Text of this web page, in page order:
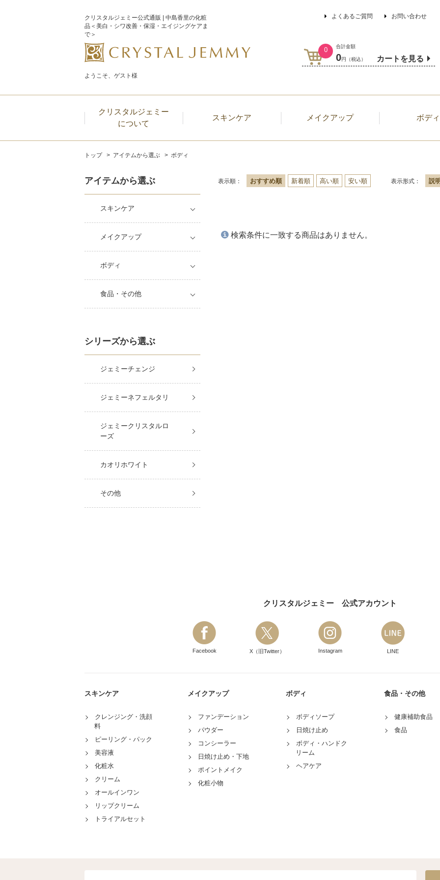
クリスタルジェミー公式通販 | 中島香里の化粧
品＜美白・シワ改善・保湿・エイジングケアま
で＞
ようこそ、ゲスト様
よくあるご質問 お問い合わせ
0 合計金額
0円（税込） カートを見る
クリスタルジェミー
について
スキンケア メイクアップ ボディ
トップ アイテムから選ぶ ボディ
表示順： おすすめ順 新着順 高い順 安い順 表示形式： 説
検索条件に一致する商品はありません。
アイテムから選ぶ
スキンケア
メイクアップ
ボディ
食品・その他
シリーズから選ぶ
ジェミーチェンジ
ジェミーネフェルタリ
ジェミークリスタルロ
ーズ
カオリホワイト
その他
クリスタルジェミー 公式アカウント
Facebook X（旧Twitter） Instagram LINE
スキンケア
クレンジング・洗顔
料
ピーリング・パック
美容液
化粧水
クリーム
オールインワン
リップクリーム
トライアルセット
メイクアップ
ファンデーション
パウダー
コンシーラー
日焼け止め・下地
ポイントメイク
化粧小物
ボディ
ボディソープ
日焼け止め
ボディ・ハンドク
リーム
ヘアケア
食品・その他
健康補助食品
食品